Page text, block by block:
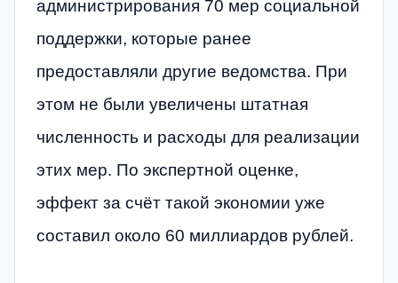
администрирования 70 мер социальной
поддержки, которые ранее
предоставляли другие ведомства. При
этом не были увеличены штатная
численность и расходы для реализации
этих мер. По экспертной оценке,
эффект за счёт такой экономии уже
составил около 60 миллиардов рублей.